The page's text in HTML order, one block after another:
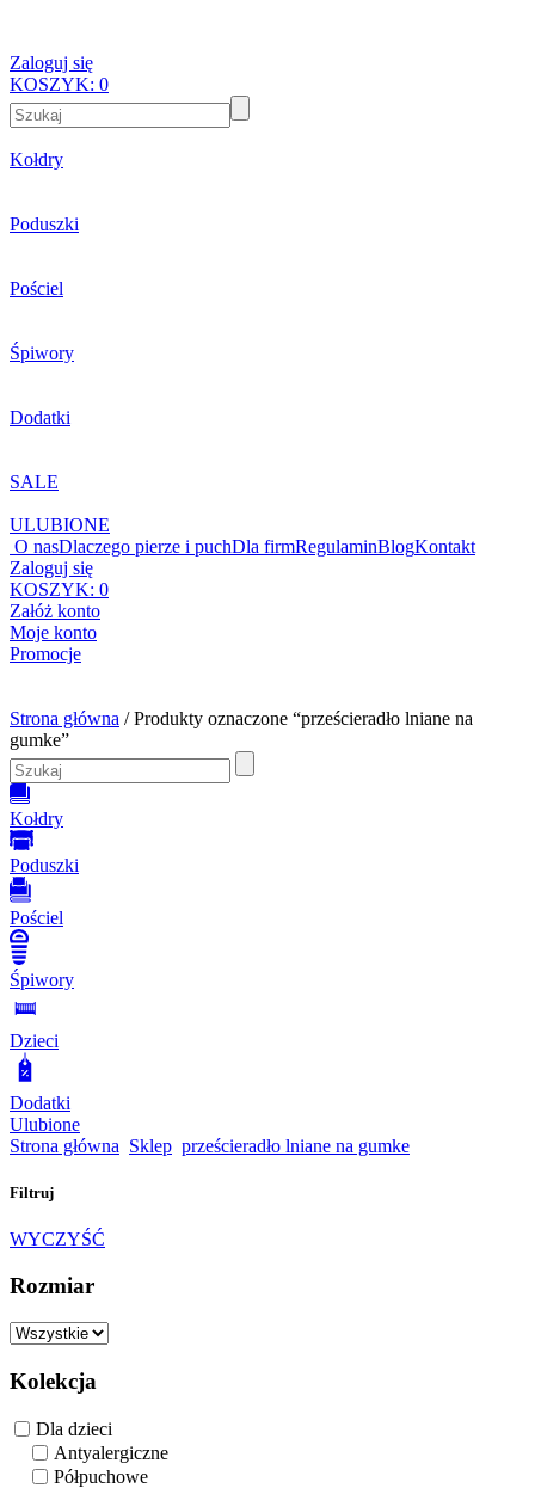
Zaloguj się
KOSZYK: 0
Kołdry
Poduszki
Pościel
Śpiwory
Dodatki
SALE
ULUBIONE
O nasDlaczego pierze i puchDla firmRegulaminBlogKontakt
Zaloguj się
KOSZYK: 0
Załóż konto
Moje konto
Promocje
Strona główna / Produkty oznaczone “prześcieradło lniane na
gumke”
Kołdry
Poduszki
Pościel
Śpiwory
Dzieci
Dodatki
Ulubione
Strona główna Sklep prześcieradło lniane na gumke
Filtruj
WYCZYŚĆ
Rozmiar
Kolekcja
Dla dzieci
Antyalergiczne
Półpuchowe